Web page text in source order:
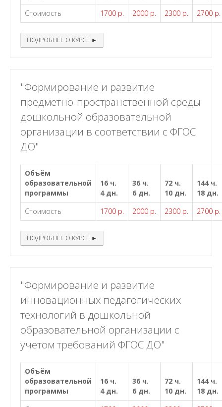
Стоимость
1700 р. 2000 р. 2300 р. 2700 р.
ПОДРОБНЕЕ О КУРСЕ ►
"Формирование и развитие
предметно-пространственной среды
дошкольной образовательной
организации в соответствии с ФГОС
ДО"
Объём
образовательной
программы
16 ч.
4 дн.
36 ч.
6 дн.
72 ч.
10 дн.
144 ч.
18 дн.
Стоимость
1700 р. 2000 р. 2300 р. 2700 р.
ПОДРОБНЕЕ О КУРСЕ ►
"Формирование и развитие
инновационных педагогических
технологий в дошкольной
образовательной организации с
учетом требований ФГОС ДО"
Объём
образовательной
программы
16 ч.
4 дн.
36 ч.
6 дн.
72 ч.
10 дн.
144 ч.
18 дн.